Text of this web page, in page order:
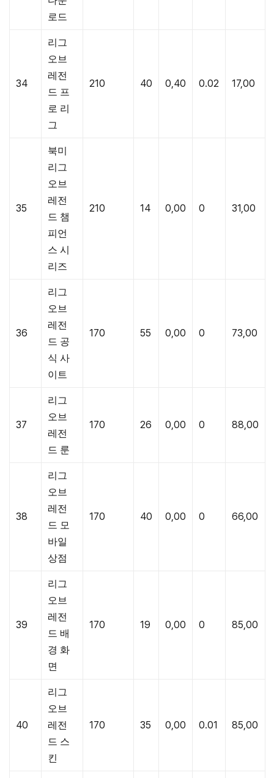
로드
34
리그
오브
레전
드 프
로 리
그
210 40 0,40 0.02 17,00
35
북미
리그
오브
레전
드 챔
피언
스 시
리즈
210 14 0,00 0 31,00
36
리그
오브
레전
드 공
식 사
이트
170 55 0,00 0 73,00
37
리그
오브
레전
드 룬
170 26 0,00 0 88,00
38
리그
오브
레전
드 모
바일
상점
170 40 0,00 0 66,00
39
리그
오브
레전
드 배
경 화
면
170 19 0,00 0 85,00
40
리그
오브
레전
드 스
킨
170 35 0,00 0.01 85,00